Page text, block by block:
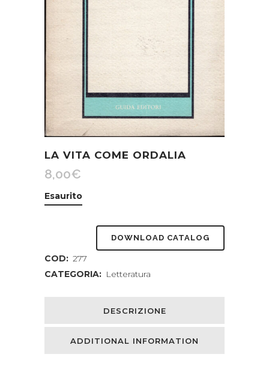
LA VITA COME ORDALIA
8,00€
Esaurito
DOWNLOAD CATALOG
COD: 277
CATEGORIA: Letteratura
DESCRIZIONE
ADDITIONAL INFORMATION